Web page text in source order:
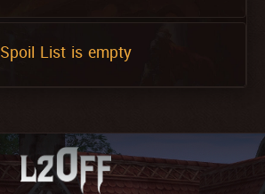
Spoil List is empty